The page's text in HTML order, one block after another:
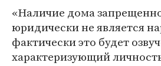
«Наличие дома
юридически не является
фактически это будет
характеризующий